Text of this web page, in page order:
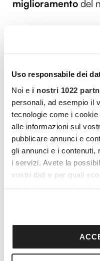
Uso responsabile dei
Noi e i nostri 1022
personali, ad esempio il
tecnologie come i
alle informazioni sul
pubblicare annunci e
gli annunci e i contenuti,
i servizi. Avete la
vostri dati e per quali
privacy sono applicabili
modificare o revocare il
momento dalla
sull'icona di attivazione
miglioramento del
alla
Cocooners è una
persone
gratitudine nei
loro esperienze di